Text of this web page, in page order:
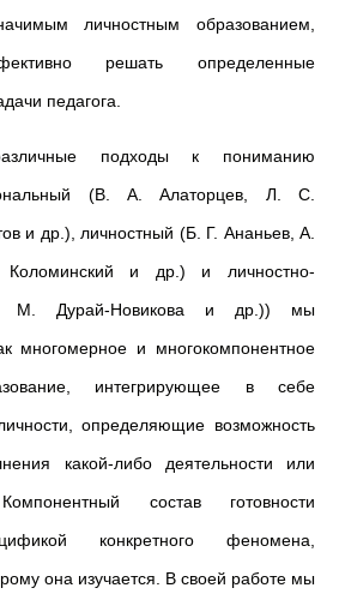
личностным образованием,
решать определенные
педагога.
подходы к пониманию
(В. А. Алаторцев, Л. С.
и др.), личностный (Б. Г. Ананьев, А.
и др.) и личностно-
М. Дурай-Новикова и др.)) мы
многомерное и многокомпонентное
интегрирующее в себе
определяющие возможность
какой-либо деятельности или
состав готовности
конкретного феномена,
она изучается. В своей работе мы